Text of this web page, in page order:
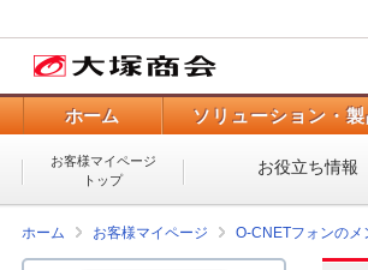
ホーム ソリューション・製
お客様マイページ
トップ
お役立ち情報
ホーム お客様マイページ O-CNETフォンのメ